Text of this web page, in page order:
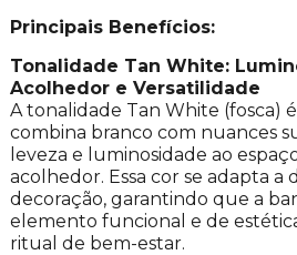
Principais Benefícios:
Tonalidade Tan White:
Acolhedor e Versatilidade
A tonalidade Tan White (fosca)
combina branco com nuances
leveza e luminosidade ao
acolhedor. Essa cor se adapta a
decoração, garantindo que a
elemento funcional e de
ritual de bem-estar.